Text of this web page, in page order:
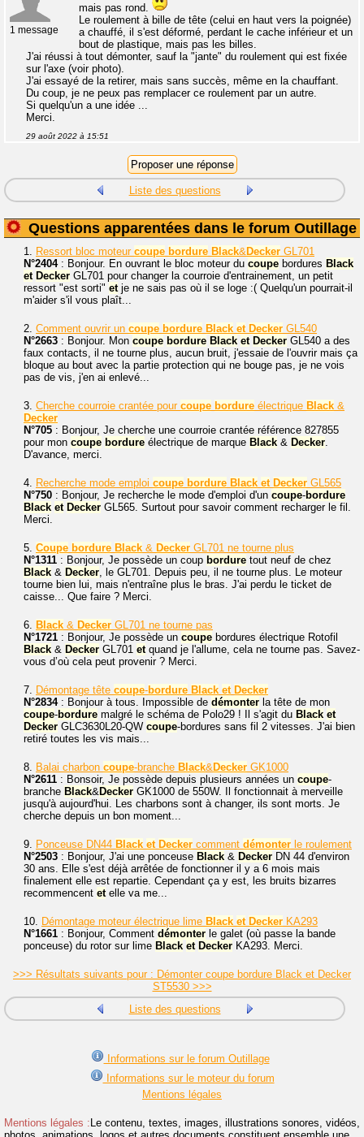
1 message
mais pas rond.
Le roulement à bille de tête (celui en haut vers la poignée)
a chauffé, il s'est déformé, perdant le cache inférieur et un
bout de plastique, mais pas les billes.
J'ai réussi à tout démonter, sauf la "jante" du roulement qui est fixée
sur l'axe (voir photo).
J'ai essayé de la retirer, mais sans succès, même en la chauffant.
Du coup, je ne peux pas remplacer ce roulement par un autre.
Si quelqu'un a une idée ...
Merci.
29 août 2022 à 15:51
Liste des questions
Questions apparentées dans le forum Outillage
1. Ressort bloc moteur coupe bordure Black&Decker GL701
N°2404: Bonjour. En ouvrant le bloc moteur du coupe bordures Black
et Decker GL701 pour changer la courroie d'entrainement, un petit
ressort "est sorti" et je ne sais pas où il se loge :( Quelqu'un pourrait-il
m'aider s'il vous plaît...
2. Comment ouvrir un coupe bordure Black et Decker GL540
N°2663 : Bonjour. Mon coupe bordure Black et Decker GL540 a des
faux contacts, il ne tourne plus, aucun bruit, j'essaie de l'ouvrir mais ça
bloque au bout avec la partie protection qui ne bouge pas, je ne vois
pas de vis, j'en ai enlevé...
3. Cherche courroie crantée pour coupe bordure électrique Black &
Decker
N°705 : Bonjour, Je cherche une courroie crantée référence 827855
pour mon coupe bordure électrique de marque Black & Decker
D'avance, merci.
4. Recherche mode emploi coupe bordure Black et Decker GL565
N°750 : Bonjour, Je recherche le mode d'emploi d'un coupe-bordure
Black et Decker GL565. Surtout pour savoir comment recharger le fil.
Merci.
5. Coupe bordure Black & Decker GL701 ne tourne plus
N°1311 : Bonjour, Je possède un coup bordure tout neuf de chez
Black & Decker , le GL701. Depuis peu, il ne tourne plus. Le moteur
tourne bien lui, mais n'entraîne plus le bras. J'ai perdu le ticket de
caisse... Que faire ? Merci.
6. Black & Decker GL701 ne tourne pas
N°1721 : Bonjour, Je possède un coupe bordures électrique Rotofil
Black & Decker GL701 et quand je l'allume, cela ne tourne pas. Savez-
vous d’où cela peut provenir ? Merci.
7. Démontage tête coupe-bordure Black et Decker
N°2834: Bonjour à tous. Impossible de démonter la tête de mon
coupe-bordure malgré le schéma de Polo29 ! Il s'agit du Black et
Decker GLC3630L20-QW coupe-bordures sans fil 2 vitesses. J'ai bien
retiré toutes les vis mais...
8. Balai charbon coupe-branche Black&Decker GK1000
N°2611 : Bonsoir, Je possède depuis plusieurs années un coupe-
branche Black&Decker GK1000 de 550W. Il fonctionnait à merveille
jusqu'à aujourd'hui. Les charbons sont à changer, ils sont morts. Je
cherche depuis un bon moment...
9. Ponceuse DN44 Black et Decker comment démonter le roulement
N°2503 : Bonjour, J'ai une ponceuse Black & Decker DN 44 d'environ
30 ans. Elle s'est déjà arrêtée de fonctionner il y a 6 mois mais
finalement elle est repartie. Cependant ça y est, les bruits bizarres
recommencent et elle va me...
10. Démontage moteur électrique lime Black et Decker KA293
N°1661 : Bonjour, Comment démonter le galet (où passe la bande
ponceuse) du rotor sur lime Black et Decker KA293. Merci.
>>> Résultats suivants pour : Démonter coupe bordure Black et Decker
ST5530 >>>
Liste des questions
Informations sur le forum Outillage
Informations sur le moteur du forum
Mentions légales
Mentions légales :Le contenu, textes, images, illustrations sonores, vidéos,